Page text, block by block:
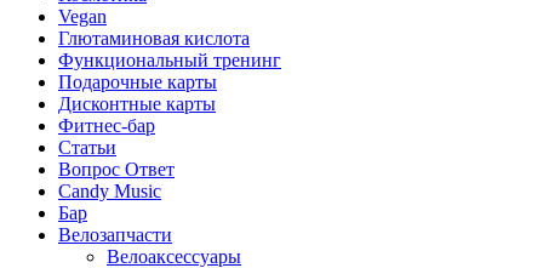
Vegan
Глютаминовая кислота
Функциональный тренинг
Подарочные карты
Дисконтные карты
Фитнес-бар
Статьи
Вопрос Ответ
Candy Music
Бар
Велозапчасти
Велоаксессуары